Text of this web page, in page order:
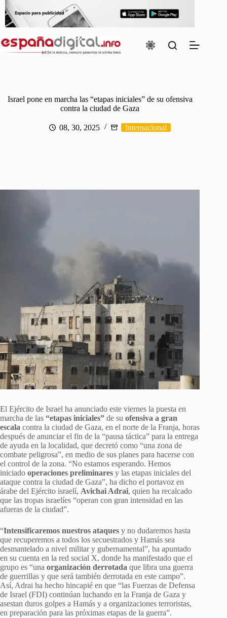
contenido
Israel pone en marcha las “etapas iniciales” de su ofensiva
contra la ciudad de Gaza
08, 30, 2025 Internacional
El Ejército de Israel ha anunciado este viernes la puesta en
marcha de las “etapas iniciales” de su ofensiva a gran
escala contra la ciudad de Gaza, en el norte de la Franja, horas
después de anunciar el fin de la “pausa táctica” para la entrega
de ayuda en la localidad, que decretó como “una zona de
combate peligrosa”, en medio de sus planes para hacerse con
el control de la zona. “No estamos esperando. Hemos
iniciado operaciones preliminares y las etapas iniciales del
ataque contra la ciudad de Gaza”, ha dicho el portavoz en
árabe del Ejército israelí, Avichai Adrai, quien ha recalcado
que las tropas israelíes “operan con gran intensidad en las
afueras de la ciudad”.
“Intensificaremos nuestros ataques y no dudaremos hasta
que recuperemos a todos los secuestrados y Hamás sea
desmantelado a nivel militar y gubernamental”, ha apuntado
en su cuenta en la red social X, donde ha manifestado que el
grupo es “una organización derrotada que libra una guerra
de guerrillas y que será también derrotada en este campo”.
Así, Adrai ha hecho hincapié en que “las Fuerzas de Defensa
de Israel (FDI) continúan luchando en la Franja de Gaza y
asestan duros golpes a Hamás y a organizaciones terroristas,
en preparación para las próximas etapas de la guerra”.